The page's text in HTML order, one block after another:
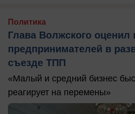
Политика
Глава Волжского оценил
предпринимателей в
съезде ТПП
«Малый и средний бизнес
реагирует на перемены»